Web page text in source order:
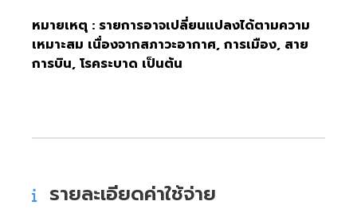
หมายเหตุ : รายการอาจเปลี่ยนแปลงได้ตามความ
เหมาะสม เนื่องจากสภาวะอากาศ, การเมือง, สาย
การบิน, โรคระบาด เป็นต้น
รายละเอียดค่าใช้จ่าย